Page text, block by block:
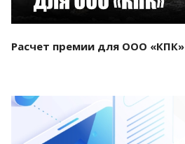
Расчет премии для ООО «КПК»